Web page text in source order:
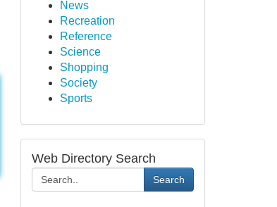
News
Recreation
Reference
Science
Shopping
Society
Sports
Web Directory Search
Search